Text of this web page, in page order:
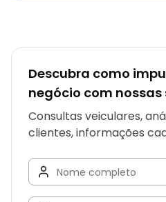
Descubra como
negócio com nossas
Consultas veiculares,
clientes, informações